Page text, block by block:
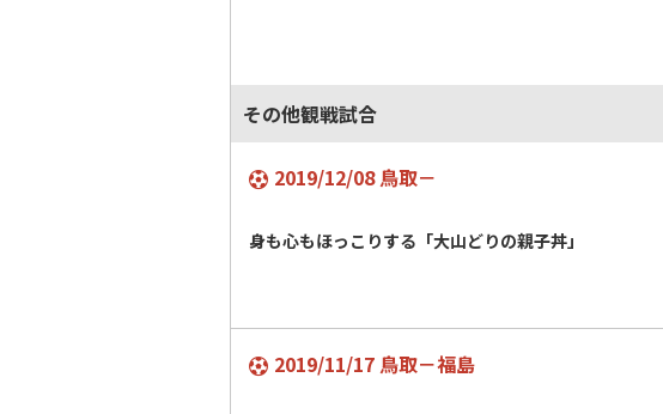
その他観戦試合
2019/12/08 鳥取－
身も心もほっこりする「大山どりの親子丼」
2019/11/17 鳥取－福島